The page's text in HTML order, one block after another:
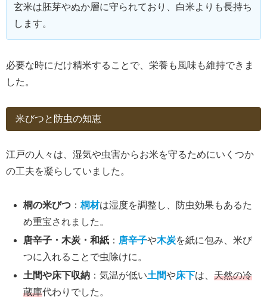
玄米は胚芽やぬか層に守られており、白米よりも長持ち
します。
必要な時にだけ精米することで、栄養も風味も維持できま
した。
米びつと防虫の知恵
江戸の人々は、湿気や虫害からお米を守るためにいくつか
の工夫を凝らしていました。
桐の米びつ ：桐材は湿度を調整し、防虫効果もあるた
め重宝されました。
唐辛子・木炭・和紙 ： 唐辛子や木炭を紙に包み、米び
つに入れることで虫除けに。
土間や床下収納 ：気温が低い土間や床下は、天然の冷
蔵庫代わりでした。